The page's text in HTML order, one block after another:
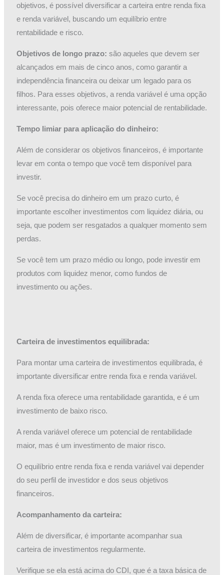
objetivos, é possível diversificar a carteira entre renda fixa
e renda variável, buscando um equilíbrio entre
rentabilidade e risco.
Objetivos de longo prazo: são aqueles que devem ser
alcançados em mais de cinco anos, como garantir a
independência financeira ou deixar um legado para os
filhos. Para esses objetivos, a renda variável é uma opção
interessante, pois oferece maior potencial de rentabilidade.
Tempo limiar para aplicação do dinheiro:
Além de considerar os objetivos financeiros, é importante
levar em conta o tempo que você tem disponível para
investir.
Se você precisa do dinheiro em um prazo curto, é
importante escolher investimentos com liquidez diária, ou
seja, que podem ser resgatados a qualquer momento sem
perdas.
Se você tem um prazo médio ou longo, pode investir em
produtos com liquidez menor, como fundos de
investimento ou ações.
Carteira de investimentos equilibrada:
Para montar uma carteira de investimentos equilibrada, é
importante diversificar entre renda fixa e renda variável.
A renda fixa oferece uma rentabilidade garantida, e é um
investimento de baixo risco.
A renda variável oferece um potencial de rentabilidade
maior, mas é um investimento de maior risco.
O equilíbrio entre renda fixa e renda variável vai depender
do seu perfil de investidor e dos seus objetivos
financeiros.
Acompanhamento da carteira:
Além de diversificar, é importante acompanhar sua
carteira de investimentos regularmente.
Verifique se ela está acima do CDI, que é a taxa básica de